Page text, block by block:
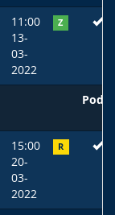
11:00
13-
03-
2022
Z
Podst
15:00
20-
03-
2022
R